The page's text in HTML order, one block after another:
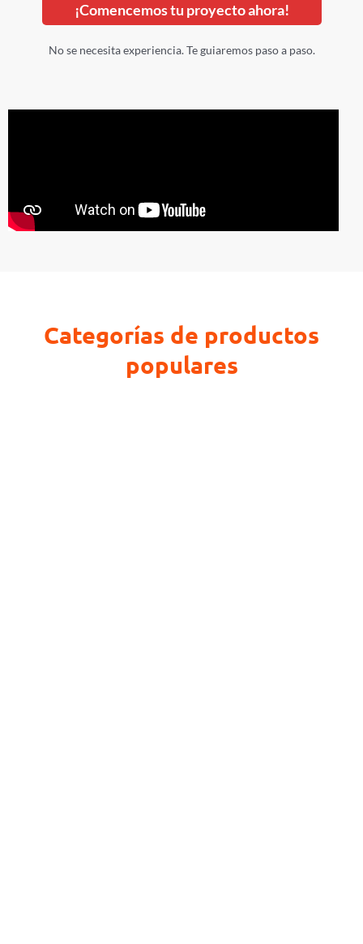
¡Comencemos tu proyecto ahora!
No se necesita experiencia. Te guiaremos paso a paso.
Categorías de productos
populares